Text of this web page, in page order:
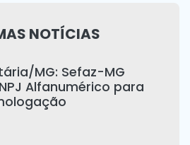
NOTÍCIAS
MG: Sefaz-MG
Alfanumérico para